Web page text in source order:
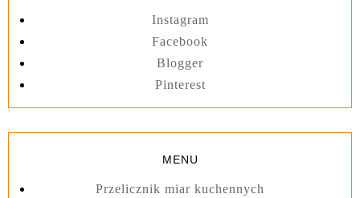
Instagram
Facebook
Blogger
Pinterest
MENU
Przelicznik miar kuchennych